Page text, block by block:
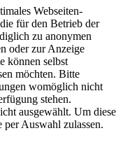
Webseiten-
für den Betrieb der
zu anonymen
oder zur Anzeige
können selbst
möchten. Bitte
womöglich nicht
stehen.
ausgewählt. Um diese
per Auswahl zulassen.